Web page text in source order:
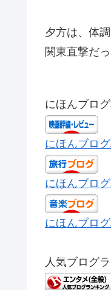
夕方は、体
関東直撃だ
にほんブロ
にほんブロ
にほんブロ
にほんブロ
人気ブログ